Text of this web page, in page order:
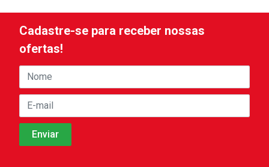
Cadastre-se para receber nossas
ofertas!